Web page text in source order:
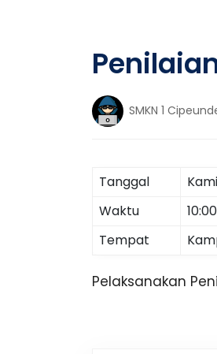
1
C
i
p
e
u
u
y
SMKN 1
Tanggal
Waktu
Tempat
Pelaksanakan